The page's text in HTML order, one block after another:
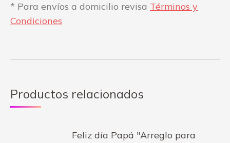
* Para envíos a domicilio revisa Términos y
Condiciones
Productos relacionados
Feliz día Papá "Arreglo para